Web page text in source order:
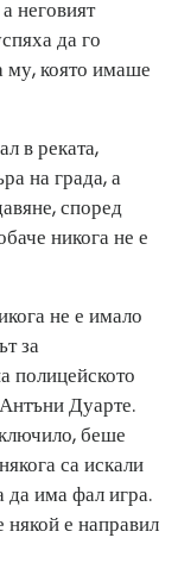
неговият
да го
му, която имаше
в реката,
на града, а
според
никога не е
не е имало
за
полицейското
Дуарте.
беше
са искали
да има фал игра.
някой е направил